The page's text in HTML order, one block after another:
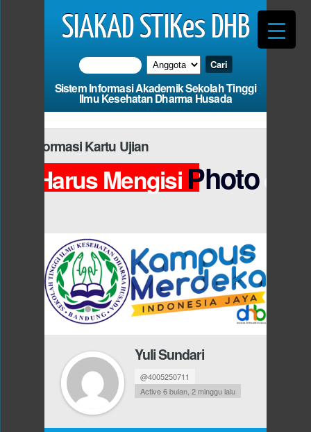
SIAKAD STIKes DHB
Sistem Informasi Akademik Sekolah Tinggi
Ilmu Kesehatan Dharma Husada
Informasi Kartu Ujian
Harus MengisiPhotodan
Yuli Sundari
@4005250711
Active 6 bulan, 2 minggu lalu